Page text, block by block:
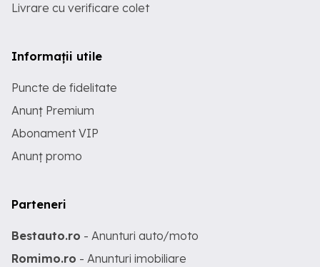
Livrare cu verificare colet
Informații utile
Puncte de fidelitate
Anunț Premium
Abonament VIP
Anunț promo
Parteneri
Bestauto.ro - Anunturi auto/moto
Romimo.ro - Anunturi imobiliare